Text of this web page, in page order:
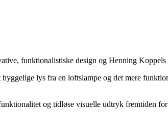
funktionalistiske design og Henning
lys fra en loftslampe og det mere
og tidløse visuelle udtryk fremtiden